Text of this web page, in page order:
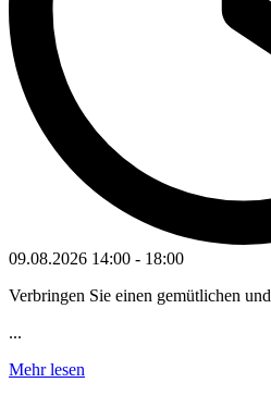
09.08.2026 14:00 - 18:00
Verbringen Sie einen gemütlichen und
...
Mehr lesen